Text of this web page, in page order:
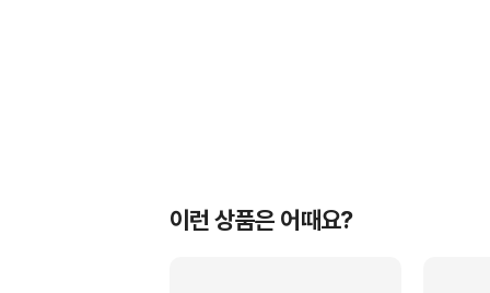
이런 상품은 어때요?